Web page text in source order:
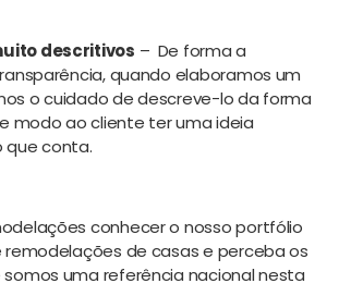
descritivos – De forma a
quando elaboramos um
o cuidado de descreve-lo da forma
modo ao cliente ter uma ideia
que conta.
conhecer o nosso portfólio
de casas e perceba os
uma referência nacional nesta